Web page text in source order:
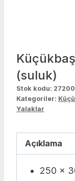
(suluk)
Stok kodu: 27200
Kategoriler:
Yalaklar
Açıklama
250 x